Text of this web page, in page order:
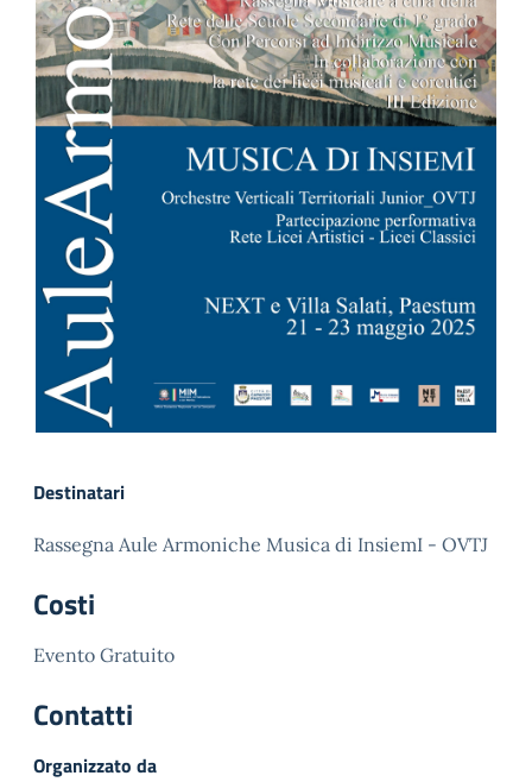
Destinatari
Rassegna Aule Armoniche Musica di InsiemI - OVTJ
Costi
Evento Gratuito
Contatti
Organizzato da